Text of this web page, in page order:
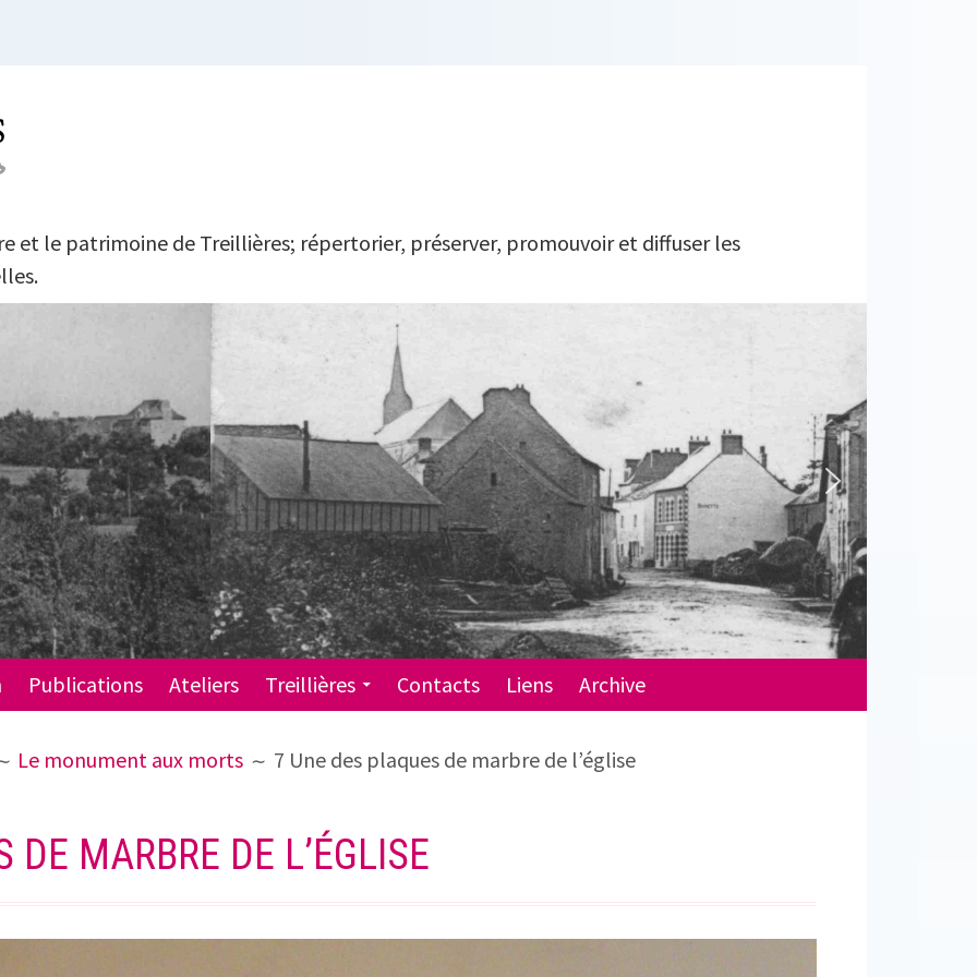
TEMPS
et le patrimoine de Treillières; répertorier, préserver, promouvoir et diffuser les
Publications Ateliers Treillières Contacts Liens Archive
Le monument aux morts 7 Une des plaques de marbre de l’église
DE MARBRE DE L’ÉGLISE